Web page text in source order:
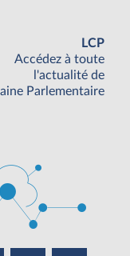
LCP
Accédez à toute
l'actualité de
Parlementaire